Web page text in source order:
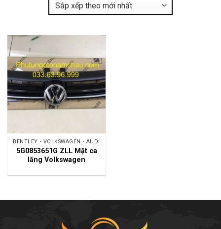
BENTLEY - VOLKSWAGEN - AUDI
5G0853651G ZLL Mặt ca
lăng Volkswagen